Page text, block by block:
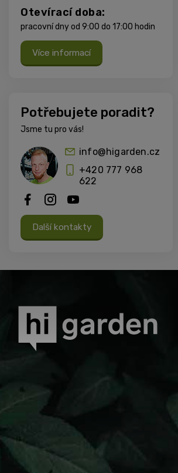
Otevírací doba:
pracovní dny od 9:00 do 17:00 hodin
Více informací
Potřebujete poradit?
Jsme tu pro vás!
info@higarden.cz
+420 777 968
622
Další kontakty